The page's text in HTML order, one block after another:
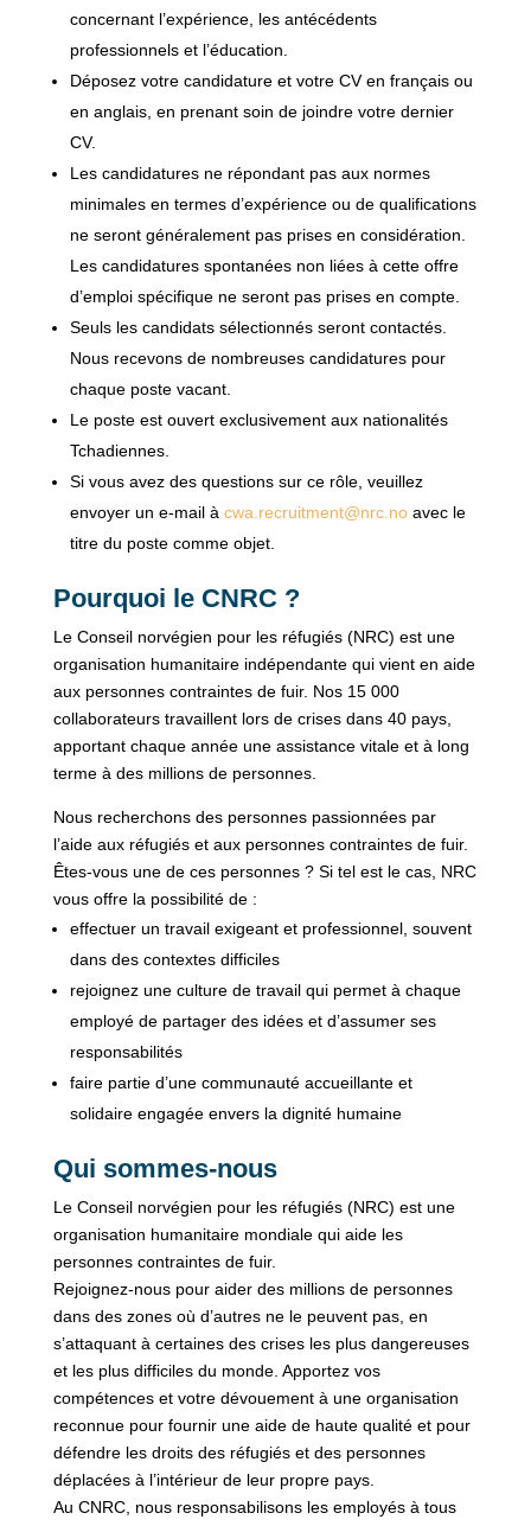
concernant l’expérience, les antécédents
professionnels et l’éducation.
Déposez votre candidature et votre CV en français ou
en anglais, en prenant soin de joindre votre dernier
CV.
Les candidatures ne répondant pas aux normes
minimales en termes d’expérience ou de qualifications
ne seront généralement pas prises en considération.
Les candidatures spontanées non liées à cette offre
d’emploi spécifique ne seront pas prises en compte.
Seuls les candidats sélectionnés seront contactés.
Nous recevons de nombreuses candidatures pour
chaque poste vacant.
Le poste est ouvert exclusivement aux nationalités
Tchadiennes.
Si vous avez des questions sur ce rôle, veuillez
envoyer un e-mail à cwa.recruitment@nrc.noavec le
titre du poste comme objet.
Pourquoi le CNRC ?
Le Conseil norvégien pour les réfugiés (NRC) est une
organisation humanitaire indépendante qui vient en aide
aux personnes contraintes de fuir. Nos 15 000
collaborateurs travaillent lors de crises dans 40 pays,
apportant chaque année une assistance vitale et à long
terme à des millions de personnes.
Nous recherchons des personnes passionnées par
l’aide aux réfugiés et aux personnes contraintes de fuir.
Êtes-vous une de ces personnes ? Si tel est le cas, NRC
vous offre la possibilité de :
effectuer un travail exigeant et professionnel, souvent
dans des contextes difficiles
rejoignez une culture de travail qui permet à chaque
employé de partager des idées et d’assumer ses
responsabilités
faire partie d’une communauté accueillante et
solidaire engagée envers la dignité humaine
Qui sommes-nous
Le Conseil norvégien pour les réfugiés (NRC) est une
organisation humanitaire mondiale qui aide les
personnes contraintes de fuir.
Rejoignez-nous pour aider des millions de personnes
dans des zones où d’autres ne le peuvent pas, en
s’attaquant à certaines des crises les plus dangereuses
et les plus difficiles du monde. Apportez vos
compétences et votre dévouement à une organisation
reconnue pour fournir une aide de haute qualité et pour
défendre les droits des réfugiés et des personnes
déplacées à l’intérieur de leur propre pays.
Au CNRC, nous responsabilisons les employés à tous